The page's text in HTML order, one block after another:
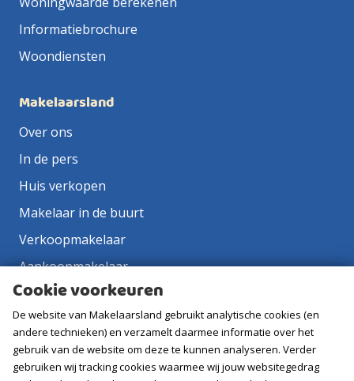
Informatiebrochure
Woondiensten
Makelaarsland
Over ons
In de pers
Huis verkopen
Makelaar in de buurt
Verkoopmakelaar
Aankoopmakelaar
Contact
Vacatures
Volg ons
Cookie voorkeuren
De website van Makelaarsland gebruikt analytische cookies (en
andere technieken) en verzamelt daarmee informatie over het
gebruik van de website om deze te kunnen analyseren. Verder
gebruiken wij tracking cookies waarmee wij jouw websitegedrag